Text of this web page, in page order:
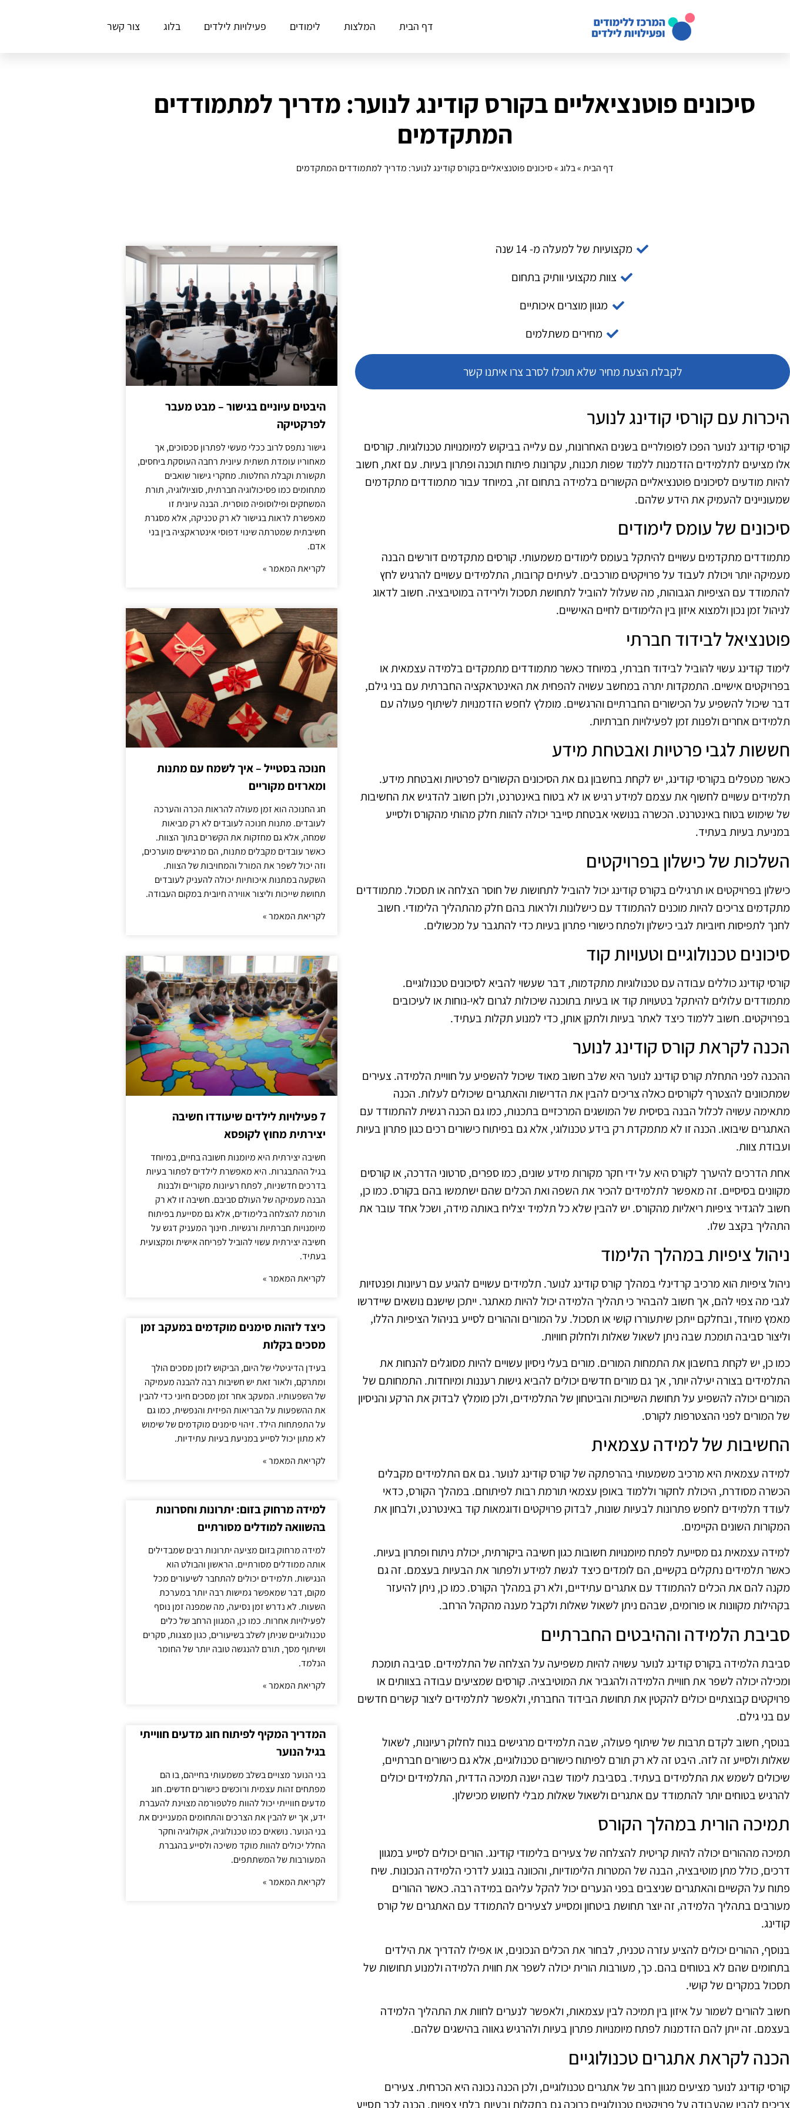
דף הבית המלצות לימודים פעילויות לילדים בלוג צור קשר
סיכונים פוטנציאליים בקורס קודינג לנוער: מדריך למתמודדים
המתקדמים
דף הבית»בלוג»סיכונים פוטנציאליים בקורס קודינג לנוער: מדריך למתמודדים המתקדמים
מקצועיות של למעלה מ- 14 שנה
צוות מקצועי וותיק בתחום
מגוון מוצרים איכותיים
מחירים משתלמים
לקבלת הצעת מחיר שלא תוכלו לסרב צרו איתנו קשר
היכרות עם קורסי קודינג לנוער
קורסי קודינג לנוער הפכו לפופולריים בשנים האחרונות, עם עלייה בביקוש למיומנויות טכנולוגיות. קורסים
אלו מציעים לתלמידים הזדמנות ללמוד שפות תכנות, עקרונות פיתוח תוכנה ופתרון בעיות. עם זאת, חשוב
להיות מודעים לסיכונים פוטנציאליים הקשורים בלמידה בתחום זה, במיוחד עבור מתמודדים מתקדמים
שמעוניינים להעמיק את הידע שלהם.
סיכונים של עומס לימודים
מתמודדים מתקדמים עשויים להיתקל בעומס לימודים משמעותי. קורסים מתקדמים דורשים הבנה
מעמיקה יותר ויכולת לעבוד על פרויקטים מורכבים. לעיתים קרובות, התלמידים עשויים להרגיש לחץ
להתמודד עם הציפיות הגבוהות, מה שעלול להוביל לתחושת תסכול ולירידה במוטיבציה. חשוב לדאוג
לניהול זמן נכון ולמצוא איזון בין הלימודים לחיים האישיים.
פוטנציאל לבידוד חברתי
לימוד קודינג עשוי להוביל לבידוד חברתי, במיוחד כאשר מתמודדים מתמקדים בלמידה עצמאית או
בפרויקטים אישיים. התמקדות יתרה במחשב עשויה להפחית את האינטראקציה החברתית עם בני גילם,
דבר שיכול להשפיע על הכישורים החברתיים והרגשיים. מומלץ לחפש הזדמנויות לשיתוף פעולה עם
תלמידים אחרים ולפנות זמן לפעילויות חברתיות.
חששות לגבי פרטיות ואבטחת מידע
כאשר מטפלים בקורסי קודינג, יש לקחת בחשבון גם את הסיכונים הקשורים לפרטיות ואבטחת מידע.
תלמידים עשויים לחשוף את עצמם למידע רגיש או לא בטוח באינטרנט, ולכן חשוב להדגיש את החשיבות
של שימוש בטוח באינטרנט. הכשרה בנושאי אבטחת סייבר יכולה להוות חלק מהותי מהקורס ולסייע
במניעת בעיות בעתיד.
השלכות של כישלון בפרויקטים
כישלון בפרויקטים או תרגילים בקורס קודינג יכול להוביל לתחושות של חוסר הצלחה או תסכול. מתמודדים
מתקדמים צריכים להיות מוכנים להתמודד עם כישלונות ולראות בהם חלק מהתהליך הלימודי. חשוב
לחנך לתפיסות חיוביות לגבי כישלון ולפתח כישורי פתרון בעיות כדי להתגבר על מכשולים.
סיכונים טכנולוגיים וטעויות קוד
קורסי קודינג כוללים עבודה עם טכנולוגיות מתקדמות, דבר שעשוי להביא לסיכונים טכנולוגיים.
מתמודדים עלולים להיתקל בטעויות קוד או בעיות בתוכנה שיכולות לגרום לאי-נוחות או לעיכובים
בפרויקטים. חשוב ללמוד כיצד לאתר בעיות ולתקן אותן, כדי למנוע תקלות בעתיד.
הכנה לקראת קורס קודינג לנוער
ההכנה לפני התחלת קורס קודינג לנוער היא שלב חשוב מאוד שיכול להשפיע על חוויית הלמידה. צעירים
שמתכוונים להצטרף לקורסים כאלה צריכים להבין את הדרישות והאתגרים שיכולים לעלות. הכנה
מתאימה עשויה לכלול הבנה בסיסית של המושגים המרכזיים בתכנות, כמו גם הכנה רגשית להתמודד עם
האתגרים שיבואו. הכנה זו לא מתמקדת רק בידע טכנולוגי, אלא גם בפיתוח כישורים רכים כגון פתרון בעיות
ועבודת צוות.
אחת הדרכים להיערך לקורס היא על ידי חקר מקורות מידע שונים, כמו ספרים, סרטוני הדרכה, או קורסים
מקוונים בסיסיים. זה מאפשר לתלמידים להכיר את השפה ואת הכלים שהם ישתמשו בהם בקורס. כמו כן,
חשוב להגדיר ציפיות ריאליות מהקורס. יש להבין שלא כל תלמיד יצליח באותה מידה, ושכל אחד עובר את
התהליך בקצב שלו.
ניהול ציפיות במהלך הלימוד
ניהול ציפיות הוא מרכיב קרדינלי במהלך קורס קודינג לנוער. תלמידים עשויים להגיע עם רעיונות ופנטזיות
לגבי מה צפוי להם, אך חשוב להבהיר כי תהליך הלמידה יכול להיות מאתגר. ייתכן שישנם נושאים שיידרשו
מאמץ מיוחד, ובחלקם ייתכן שיתעוררו קושי או תסכול. על המורים וההורים לסייע בניהול הציפיות הללו,
וליצור סביבה תומכת שבה ניתן לשאול שאלות ולחלוק חוויות.
כמו כן, יש לקחת בחשבון את התמחות המורים. מורים בעלי ניסיון עשויים להיות מסוגלים להנחות את
התלמידים בצורה יעילה יותר, אך גם מורים חדשים יכולים להביא גישות רעננות ומיוחדות. התמחותם של
המורים יכולה להשפיע על תחושת השייכות והביטחון של התלמידים, ולכן מומלץ לבדוק את הרקע והניסיון
של המורים לפני ההצטרפות לקורס.
החשיבות של למידה עצמאית
למידה עצמאית היא מרכיב משמעותי בהרפתקה של קורס קודינג לנוער. גם אם התלמידים מקבלים
הכשרה מסודרת, היכולת לחקור וללמוד באופן עצמאי תורמת רבות לפיתוחם. במהלך הקורס, כדאי
לעודד תלמידים לחפש פתרונות לבעיות שונות, לבדוק פרויקטים ודוגמאות קוד באינטרנט, ולבחון את
המקורות השונים הקיימים.
למידה עצמאית גם מסייעת לפתח מיומנויות חשובות כגון חשיבה ביקורתית, יכולת ניתוח ופתרון בעיות.
כאשר תלמידים נתקלים בקשיים, הם לומדים כיצד לגשת למידע ולפתור את הבעיות בעצמם. זה גם
מקנה להם את הכלים להתמודד עם אתגרים עתידיים, ולא רק במהלך הקורס. כמו כן, ניתן להיעזר
בקהילות מקוונות או פורומים, שבהם ניתן לשאול שאלות ולקבל מענה מהקהל הרחב.
סביבת הלמידה וההיבטים החברתיים
סביבת הלמידה בקורס קודינג לנוער עשויה להיות משפיעה על הצלחה של התלמידים. סביבה תומכת
ומכילה יכולה לשפר את חוויית הלמידה ולהגביר את המוטיבציה. קורסים שמציעים עבודה בצוותים או
פרויקטים קבוצתיים יכולים להקטין את תחושת הבידוד החברתי, ולאפשר לתלמידים ליצור קשרים חדשים
עם בני גילם.
בנוסף, חשוב לקדם תרבות של שיתוף פעולה, שבה תלמידים מרגישים בנוח לחלוק רעיונות, לשאול
שאלות ולסייע זה לזה. היבט זה לא רק תורם לפיתוח כישורים טכנולוגיים, אלא גם כישורים חברתיים,
שיכולים לשמש את התלמידים בעתיד. בסביבת לימוד שבה ישנה תמיכה הדדית, התלמידים יכולים
להרגיש בטוחים יותר להתמודד עם אתגרים ולשאול שאלות מבלי לחשוש מכישלון.
תמיכה הורית במהלך הקורס
תמיכה מההורים יכולה להיות קריטית להצלחה של צעירים בלימודי קודינג. הורים יכולים לסייע במגוון
דרכים, כולל מתן מוטיבציה, הבנה של המטרות הלימודיות, והכוונה בנוגע לדרכי הלמידה הנכונות. שיח
פתוח על הקשיים והאתגרים שניצבים בפני הנערים יכול להקל עליהם במידה רבה. כאשר ההורים
מעורבים בתהליך הלמידה, זה יוצר תחושת ביטחון ומסייע לצעירים להתמודד עם האתגרים של קורס
קודינג.
בנוסף, ההורים יכולים להציע עזרה טכנית, לבחור את הכלים הנכונים, או אפילו להדריך את הילדים
בתחומים שהם לא בטוחים בהם. כך, מעורבות הורית יכולה לשפר את חווית הלמידה ולמנוע תחושות של
תסכול במקרים של קושי.
חשוב להורים לשמור על איזון בין תמיכה לבין עצמאות, ולאפשר לנערים לחוות את התהליך הלמידה
בעצמם. זה ייתן להם הזדמנות לפתח מיומנויות פתרון בעיות ולהרגיש גאווה בהישגים שלהם.
הכנה לקראת אתגרים טכנולוגיים
קורסי קודינג לנוער מציעים מגוון רחב של אתגרים טכנולוגיים, ולכן הכנה נכונה היא הכרחית. צעירים
צריכים להבין שהעבודה על פרויקטים טכנולוגיים כרוכה גם בתקלות ובעיות בלתי צפויות. הכנה לכך תסייע
היבטים עיוניים בגישור – מבט מעבר
לפרקטיקה
גישור נתפס לרוב ככלי מעשי לפתרון סכסוכים, אך
מאחוריו עומדת תשתית עיונית רחבה העוסקת ביחסים,
תקשורת וקבלת החלטות. מחקרי גישור שואבים
מתחומים כמו פסיכולוגיה חברתית, סוציולוגיה, תורת
המשחקים ופילוסופיה מוסרית. הבנה עיונית זו
מאפשרת לראות בגישור לא רק טכניקה, אלא מסגרת
חשיבתית שמטרתה שינוי דפוסי אינטראקציה בין בני
אדם.
לקריאת המאמר »
חנוכה בסטייל – איך לשמח עם מתנות
ומארזים מקוריים
חג החנוכה הוא זמן מעולה להראות הכרה והערכה
לעובדים. מתנות חנוכה לעובדים לא רק מביאות
שמחה, אלא גם מחזקות את הקשרים בתוך הצוות.
כאשר עובדים מקבלים מתנות, הם מרגישים מוערכים,
וזה יכול לשפר את המורל והמחויבות של הצוות.
השקעה במתנות איכותיות יכולה להעניק לעובדים
תחושת שייכות וליצור אווירה חיובית במקום העבודה.
לקריאת המאמר »
7 פעילויות לילדים שיעודדו חשיבה
יצירתית מחוץ לקופסא
חשיבה יצירתית היא מיומנות חשובה בחיים, במיוחד
בגיל ההתבגרות. היא מאפשרת לילדים לפתור בעיות
בדרכים חדשניות, לפתח רעיונות מקוריים ולבנות
הבנה מעמיקה של העולם סביבם. חשיבה זו לא רק
תורמת להצלחה בלימודים, אלא גם מסייעת בפיתוח
מיומנויות חברתיות ורגשיות. חינוך המעניק דגש על
חשיבה יצירתית עשוי להוביל לפריחה אישית ומקצועית
בעתיד.
לקריאת המאמר »
כיצד לזהות סימנים מוקדמים במעקב זמן
מסכים בקלות
בעידן הדיגיטלי של היום, הביקוש לזמן מסכים הולך
ומתרקם, ולאור זאת יש חשיבות רבה להבנה מעמיקה
של השפעותיו. המעקב אחר זמן מסכים חיוני כדי להבין
את ההשפעות על הבריאות הפיזית והנפשית, כמו גם
על התפתחות הילד. זיהוי סימנים מוקדמים של שימוש
לא מתון יכול לסייע במניעת בעיות עתידיות.
לקריאת המאמר »
למידה מרחוק בזום: יתרונות וחסרונות
בהשוואה למודלים מסורתיים
למידה מרחוק בזום מציעה יתרונות רבים שמבדילים
אותה ממודלים מסורתיים. הראשון והבולט הוא
הנגישות. תלמידים יכולים להתחבר לשיעורים מכל
מקום, דבר שמאפשר גמישות רבה יותר במערכת
השעות. לא נדרש זמן נסיעה, מה שמפנה זמן נוסף
לפעילויות אחרות. כמו כן, המגוון הרחב של כלים
טכנולוגיים שניתן לשלב בשיעורים, כגון מצגות, סקרים
ושיתוף מסך, תורם להנגשה טובה יותר של החומר
הנלמד.
לקריאת המאמר »
המדריך המקיף לפיתוח חוג מדעים חווייתי
בגיל הנוער
בני הנוער מצויים בשלב משמעותי בחייהם, בו הם
מפתחים זהות עצמית ורוכשים כישורים חדשים. חוג
מדעים חווייתי יכול להוות פלטפורמה מצוינת להעברת
ידע, אך יש להבין את הצרכים והתחומים המעניינים את
בני הנוער. נושאים כמו טכנולוגיה, אקולוגיה וחקר
החלל יכולים להוות מוקד משיכה ולסייע בהגברת
המעורבות של המשתתפים.
לקריאת המאמר »